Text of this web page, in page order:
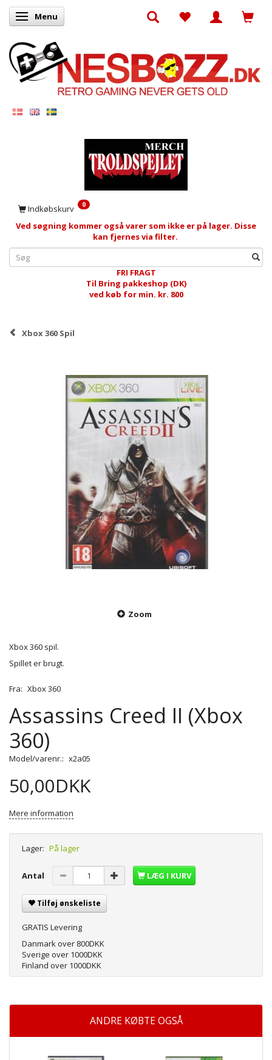
Skifte navigation
Menu
Indkøbskurv 0
Ved søgning kommer også varer som ikke er på lager. Disse
kan fjernes via filter.
FRI FRAGT
Til Bring pakkeshop (DK)
ved køb for min. kr. 800
Xbox 360 Spil
Zoom
Xbox 360 spil.
Spillet er brugt.
Fra: Xbox 360
Assassins Creed II (Xbox
360)
Model/varenr.: x2a05
50,00DKK
Mere information
Lager: På lager
Antal LÆG I KURV
Tilføj ønskeliste
GRATIS Levering
Danmark over 800DKK
Sverige over 1000DKK
Finland over 1000DKK
ANDRE KØBTE OGSÅ